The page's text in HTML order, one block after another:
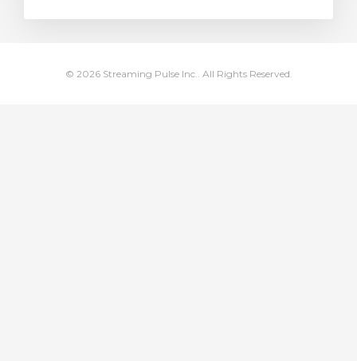
© 2026 Streaming Pulse Inc.. All Rights Reserved.